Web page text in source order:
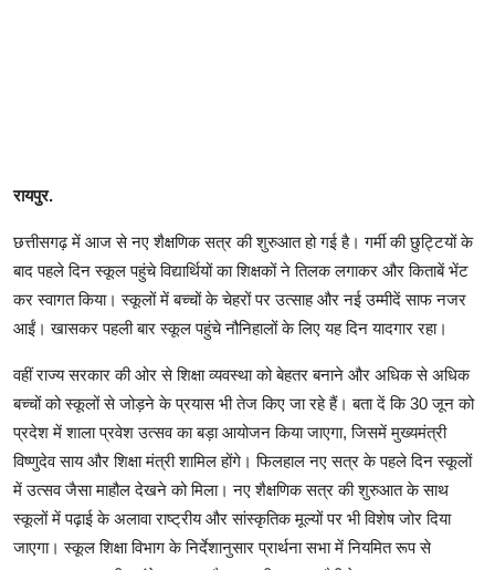
रायपुर.
छत्तीसगढ़ में आज से नए शैक्षणिक सत्र की शुरुआत हो गई है। गर्मी की छुट्टियों के
बाद पहले दिन स्कूल पहुंचे विद्यार्थियों का शिक्षकों ने तिलक लगाकर और किताबें भेंट
कर स्वागत किया। स्कूलों में बच्चों के चेहरों पर उत्साह और नई उम्मीदें साफ नजर
आईं। खासकर पहली बार स्कूल पहुंचे नौनिहालों के लिए यह दिन यादगार रहा।
वहीं राज्य सरकार की ओर से शिक्षा व्यवस्था को बेहतर बनाने और अधिक से अधिक
बच्चों को स्कूलों से जोड़ने के प्रयास भी तेज किए जा रहे हैं। बता दें कि 30 जून को
प्रदेश में शाला प्रवेश उत्सव का बड़ा आयोजन किया जाएगा, जिसमें मुख्यमंत्री
विष्णुदेव साय और शिक्षा मंत्री शामिल होंगे। फिलहाल नए सत्र के पहले दिन स्कूलों
में उत्सव जैसा माहौल देखने को मिला। नए शैक्षणिक सत्र की शुरुआत के साथ
स्कूलों में पढ़ाई के अलावा राष्ट्रीय और सांस्कृतिक मूल्यों पर भी विशेष जोर दिया
जाएगा। स्कूल शिक्षा विभाग के निर्देशानुसार प्रार्थना सभा में नियमित रूप से